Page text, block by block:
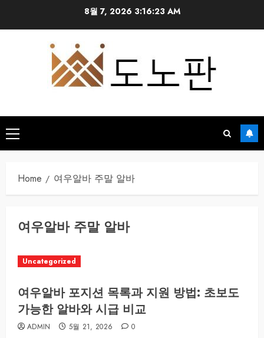
8월 7, 2026 3:16:23 AM
Primary
Menu
Home 여우알바 주말 알바
여우알바 주말 알바
Uncategorized
여우알바 포지션 목록과 지원 방법: 초보도
가능한 알바와 시급 비교
ADMIN 5월 21, 2026 0